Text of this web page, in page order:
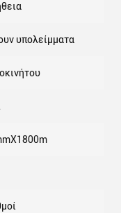
υπολείμματα